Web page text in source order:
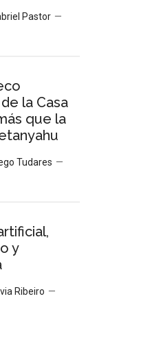
Pastor
la Casa
que la
Tudares
y
Ribeiro